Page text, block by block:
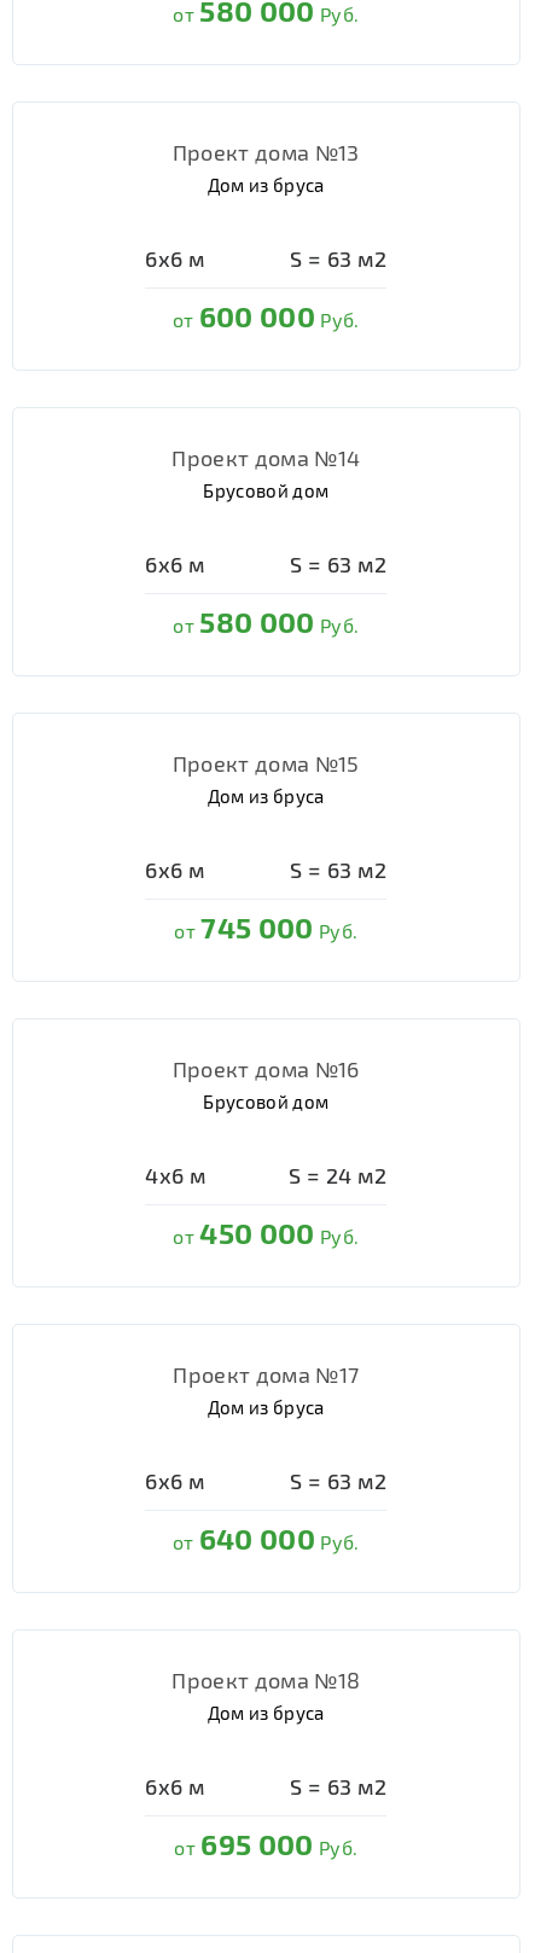
от 580 000 Руб.
Проект дома №13
Дом из бруса
6х6 м S = 63 м2
от 600 000 Руб.
Проект дома №14
Брусовой дом
6х6 м S = 63 м2
от 580 000 Руб.
Проект дома №15
Дом из бруса
6х6 м S = 63 м2
от745 000 Руб.
Проект дома №16
Брусовой дом
4х6 м S = 24 м2
от450 000 Руб.
Проект дома №17
Дом из бруса
6х6 м S = 63 м2
от 640 000 Руб.
Проект дома №18
Дом из бруса
6х6 м S = 63 м2
от 695 000 Руб.